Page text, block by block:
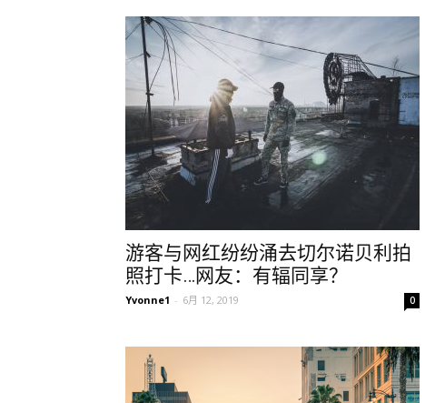
游客与网红纷纷涌去切尔诺贝利拍
照打卡…网友：有辐同享？
Yvonne1 - 6月 12, 2019 0